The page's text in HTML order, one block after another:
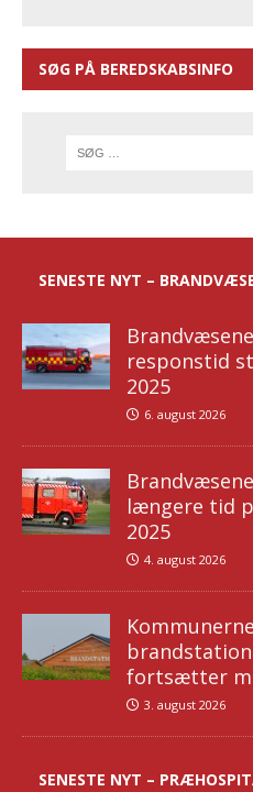
SØG PÅ BEREDSKABSINFO
SENESTE NYT –
responstid
2025
6. august 2026
længere tid
2025
4. august 2026
fortsætter
3. august 2026
SENESTE NYT –